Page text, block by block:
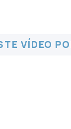
VÍDEO